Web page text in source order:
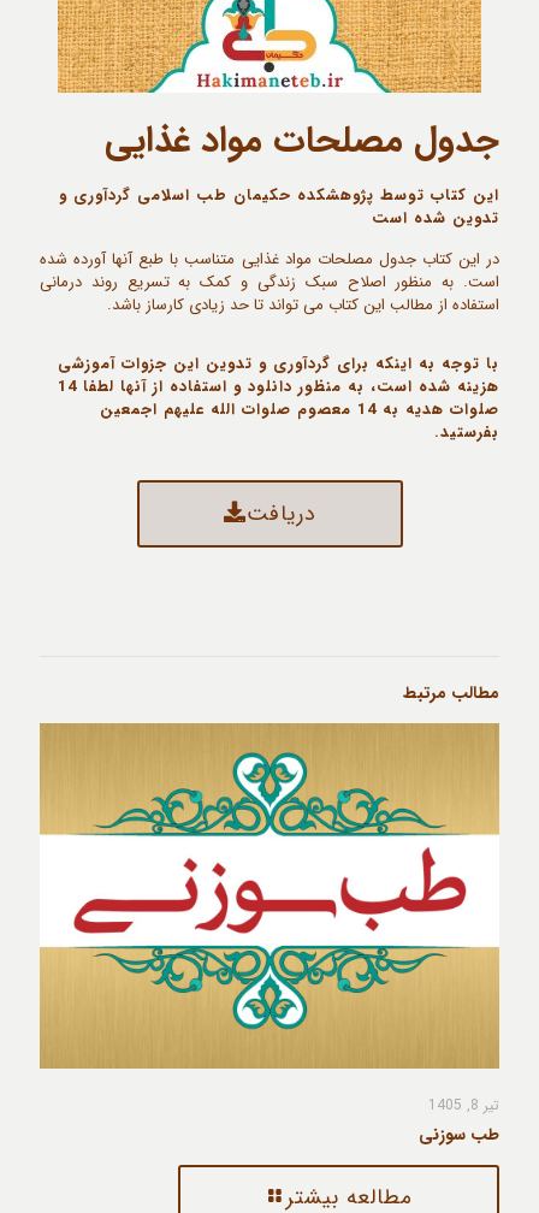
جدول مصلحات مواد غذایی
این کتاب توسط پژوهشکده حکیمان طب اسلامی گردآوری و
تدوین شده است
در این کتاب جدول مصلحات مواد غذایی متناسب با طبع آنها آورده شده
است. به منظور اصلاح سبک زندگی و کمک به تسریع روند درمانی
استفاده از مطالب این کتاب می تواند تا حد زیادی کارساز باشد.
با توجه به اینکه برای گردآوری و تدوین این جزوات آموزشی
هزینه شده است، به منظور دانلود و استفاده از آنها لطفا 14
صلوات هدیه به 14 معصوم صلوات الله علیهم اجمعین
بفرستید.
دریافت
مطالب مرتبط
تیر 8, 1405
طب سوزنی
مطالعه بیشتر